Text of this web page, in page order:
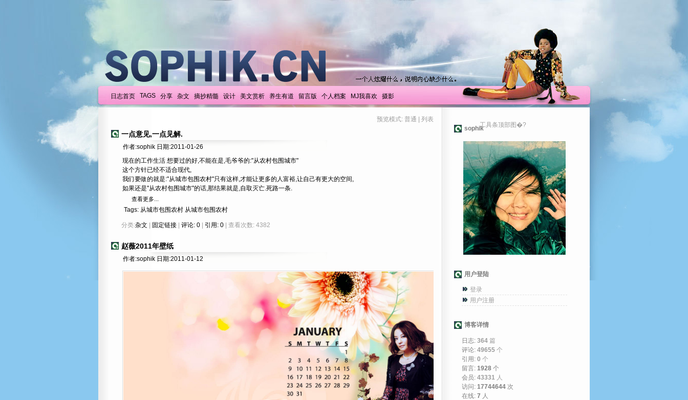
日志首页 TAGS 分享 杂文 摘抄精髓 设计 美文赏析 养生有道 留言版 个人档案 MJ我喜欢 摄影
预览模式: 普通 列表
一点意见,一点见解.
作者:sophik 日期:2011-01-26
现在的工作生活 想要过的好,不能在是,毛爷爷的:"从农村包围城市"
这个方针已经不适合现代,
我们要做的就是:"从城市包围农村"只有这样,才能让更多的人富裕,让自己有更大的空间,
如果还是"从农村包围城市"的话,那结果就是,自取灭亡.死路一条.
查看更多...
Tags: 从城市包围农村 从城市包围农村
分类:杂文 固定链接 评论: 0 引用: 0 | 查看次数: 4382
赵薇2011年壁纸
作者:sophik 日期:2011-01-12
工具条顶部图�?
sophik
用户登陆
登录
用户注册
博客详情
日志: 364 篇
评论: 49655 个
引用: 0 个
留言: 1928 个
会员: 43331 人
访问: 17744644 次
在线: 7 人